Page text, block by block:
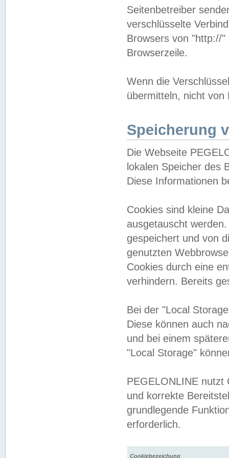
Seitenbetreiber
verschlüsselte
Browsers von "http://
Browserzeile.
Wenn die
übermitteln, nicht von
Speicherung
Die Webseite
lokalen Speicher des
Diese Informationen
Cookies sind kleine
ausgetauscht
gespeichert und von
genutzten
Cookies durch eine
verhindern. Bereits
Bei der "Local
Diese können auch
und bei einem
"Local Storage"
PEGELONLINE nutzt
und korrekte
grundlegende
erforderlich.
Cookiebezeichung